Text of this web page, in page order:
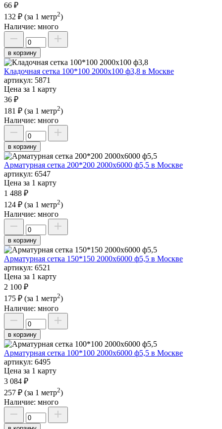
66 ₽
132 ₽ (за 1 метр2)
Наличие: много
в корзину
Кладочная сетка 100*100 2000х100 ф3,8 в Москве
артикул: 5871
Цена за 1 карту
36 ₽
181 ₽ (за 1 метр2)
Наличие: много
в корзину
Арматурная сетка 200*200 2000х6000 ф5,5 в Москве
артикул: 6547
Цена за 1 карту
1 488 ₽
124 ₽ (за 1 метр2)
Наличие: много
в корзину
Арматурная сетка 150*150 2000х6000 ф5,5 в Москве
артикул: 6521
Цена за 1 карту
2 100 ₽
175 ₽ (за 1 метр2)
Наличие: много
в корзину
Арматурная сетка 100*100 2000х6000 ф5,5 в Москве
артикул: 6495
Цена за 1 карту
3 084 ₽
257 ₽ (за 1 метр2)
Наличие: много